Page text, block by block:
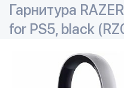
Гарнитура
for PS5, black